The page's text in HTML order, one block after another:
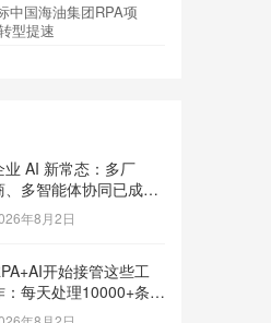
中国海油集团RPA项
型提速
业 AI 新常态：多厂
、多智能体协同已成大
年8月2日
开始接管这些工
：每天处理10000+条用
反馈，把差评变成订单